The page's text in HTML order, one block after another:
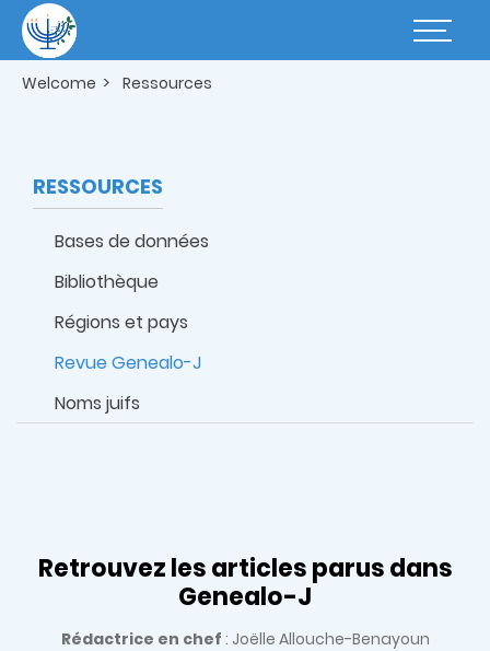
main
content
Basculer
Welcome Ressources
RESSOURCES
Bases de données
Bibliothèque
Régions et pays
Revue Genealo-J
Noms juifs
Retrouvez les articles parus dans
Genealo-J
Rédactrice en chef : Joëlle Allouche-Benayoun